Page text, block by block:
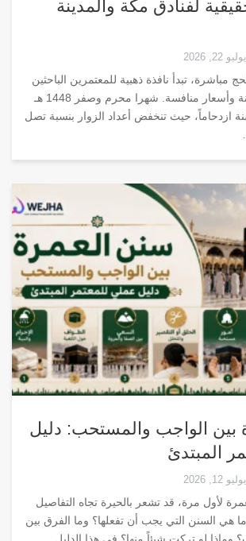
لفنادق مكة والمدينة
يوليو 22, 2026
مباشرة، تبدأ نافذة ذهبية للمعتمرين الباحثين
عن الهدوء والسكينة وأسعار منافسة. شهرا محرم وصفر 1448 هـ
ازدحاماً، حيث تنخفض أعداد الزوار بنسبة تصل
بين الواجب والمستحب: دليل
المبتدئ
يوليو 12, 2026
لأول مرة، قد تشعر بالحيرة تجاه التفاصيل
هي السنن التي يجب أن تفعلها؟ وما الفرق بين